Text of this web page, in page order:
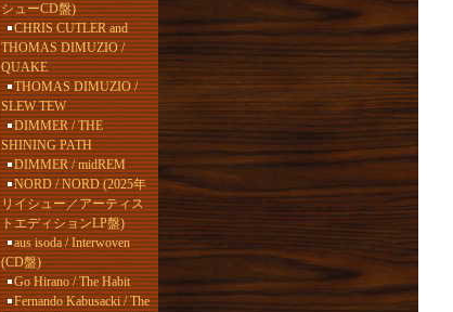
シューCD盤)
CHRIS CUTLER and
THOMAS DIMUZIO /
QUAKE
THOMAS DIMUZIO /
SLEW TEW
DIMMER / THE
SHINING PATH
DIMMER / midREM
NORD / NORD (2025年
リイシュー／アーティス
トエディションLP盤)
aus isoda / Interwoven
(CD盤)
Go Hirano / The Habit
Fernando Kabusacki / The